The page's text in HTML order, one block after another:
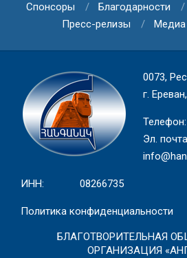
Спонсоры
Благодарности
Пресс-релизы
Медиа
0073,
г.
Эл.
ИНН: 08266735
Политика конфиденциальности
БЛАГОТВОРИТЕЛЬНАЯ
ОРГАНИЗАЦИЯ